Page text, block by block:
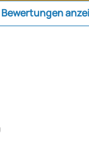
Bewertungen